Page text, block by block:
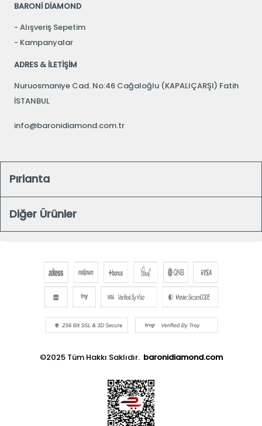
BARONİ DİAMOND
Alışveriş Sepetim
Kampanyalar
ADRES & İLETİŞİM
Nuruosmaniye Cad. No:46 Cağaloğlu (KAPALIÇARŞI) Fatih
İSTANBUL
info@baronidiamond.com.tr
Pırlanta
Diğer Ürünler
©2025 Tüm Hakkı Saklıdır. baronidiamond.com